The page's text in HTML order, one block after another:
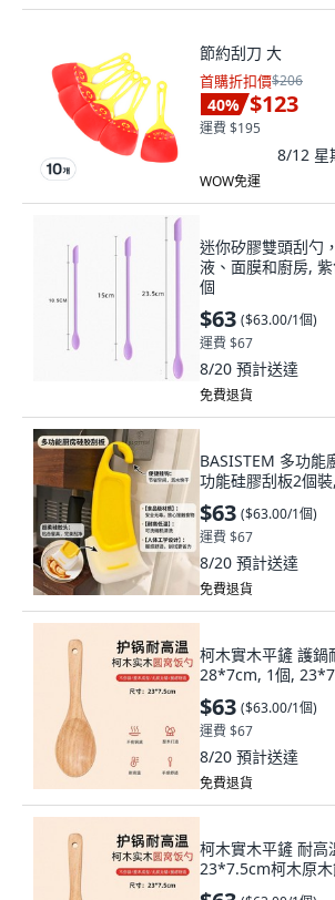
節約刮刀 大
首購折扣價$206
40% $123
運費 $195
8/12 星
WOW免運
迷你矽膠雙頭刮勺
液、面膜和廚房,
個
$63 ($63.00/1個)
運費 $67
8/20 預計送達
免費退貨
BASISTEM 多功能
功能硅膠刮板2個
$63 ($63.00/1個)
運費 $67
8/20 預計送達
免費退貨
柯木實木平鏟 護鍋
28*7cm, 1個,
$63 ($63.00/1個)
運費 $67
8/20 預計送達
免費退貨
柯木實木平鏟 耐高
23*7.5cm柯木原木